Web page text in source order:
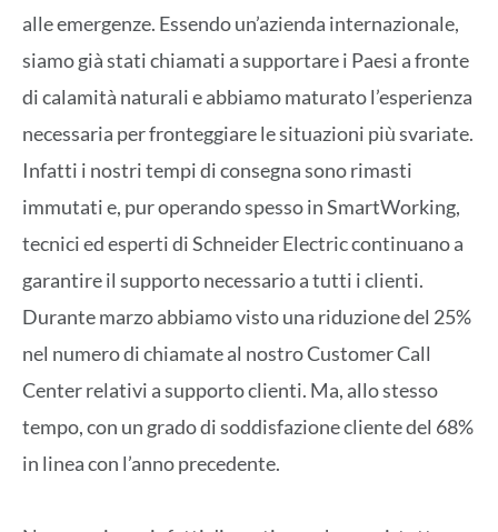
alle emergenze. Essendo un’azienda internazionale,
siamo già stati chiamati a supportare i Paesi a fronte
di calamità naturali e abbiamo maturato l’esperienza
necessaria per fronteggiare le situazioni più svariate.
Infatti i nostri tempi di consegna sono rimasti
immutati e, pur operando spesso in SmartWorking,
tecnici ed esperti di Schneider Electric continuano a
garantire il supporto necessario a tutti i clienti.
Durante marzo abbiamo visto una riduzione del 25%
nel numero di chiamate al nostro Customer Call
Center relativi a supporto clienti. Ma, allo stesso
tempo, con un grado di soddisfazione cliente del 68%
in linea con l’anno precedente.